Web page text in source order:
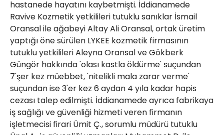
hastanede hayatını kaybetmişti. İddianamede
Ravive Kozmetik yetkilileri tutuklu sanıklar İsmail
Oransal ile ağabeyi Altay Ali Oransal, ortak üretim
yaptığı öne sürülen LYKEE kozmetik firmasının
tutuklu yetkilileri Aleyna Oransal ve Gökberk
Güngör hakkında 'olası kastla öldürme' suçundan
7'şer kez müebbet, 'nitelikli mala zarar verme'
suçundan ise 3'er kez 6 aydan 4 yıla kadar hapis
cezası talep edilmişti. İddianamede ayrıca fabrikaya
iş sağlığı ve güvenliği hizmeti veren firmanın
işletmecisi firari Ümit Ç., sorumlu müdürü tutuklu